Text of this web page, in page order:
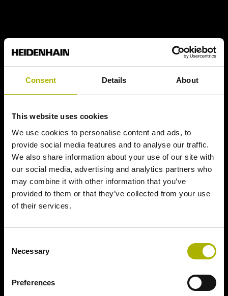
Consent Details About
This website uses cookies
We use cookies to personalise content and ads, to
provide social media features and to analyse our traffic.
We also share information about your use of our site with
our social media, advertising and analytics partners who
may combine it with other information that you’ve
provided to them or that they’ve collected from your use
of their services.
Selection
Necessary
Preferences